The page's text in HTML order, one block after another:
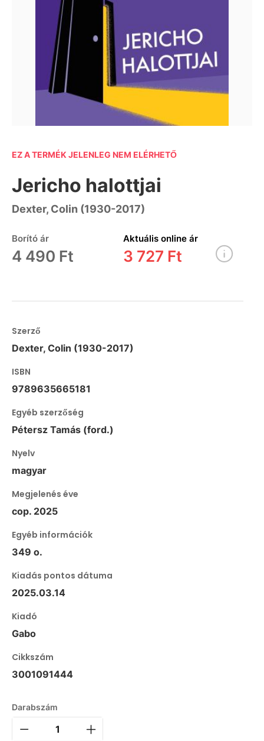
EZ A TERMÉK JELENLEG NEM ELÉRHETŐ
Jericho halottjai
Dexter, Colin (1930-2017)
Borító ár
4 490 Ft
Aktuális online ár
3 727 Ft
Szerző
Dexter, Colin (1930-2017)
ISBN
9789635665181
Egyéb szerzőség
Pétersz Tamás (ford.)
Nyelv
magyar
Megjelenés éve
cop. 2025
Egyéb információk
349 o.
Kiadás pontos dátuma
2025.03.14
Kiadó
Gabo
Cikkszám
3001091444
Darabszám